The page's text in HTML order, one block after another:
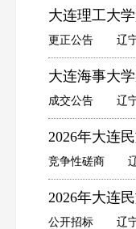
大连理工大
更正公告 辽
大连海事大
成交公告 辽
2026年大连
竞争性磋商
2026年大连
公开招标 辽